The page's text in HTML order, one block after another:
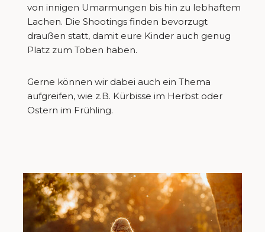
von innigen Umarmungen bis hin zu lebhaftem
Lachen. Die Shootings finden bevorzugt
draußen statt, damit eure Kinder auch genug
Platz zum Toben haben.
Gerne können wir dabei auch ein Thema
aufgreifen, wie z.B. Kürbisse im Herbst oder
Ostern im Frühling.